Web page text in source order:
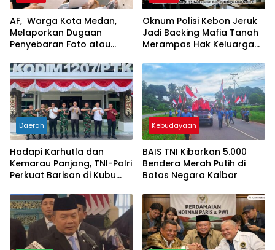
AF, Warga Kota Medan,
Melaporkan Dugaan
Penyebaran Foto atau
Asusila
Oknum Polisi Kebon Jeruk
Jadi Backing Mafia Tanah
Merampas Hak Keluarga
Sutarman
Daerah
Hadapi Karhutla dan
Kemarau Panjang, TNI-Polri
Perkuat Barisan di Kubu
Kebudayaan
BAIS TNI Kibarkan 5.000
Bendera Merah Putih di
Batas Negara Kalbar